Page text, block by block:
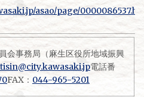
asao/page/
会事務局（麻生区役所地域振興
電話番
FAX： 044-965-5201